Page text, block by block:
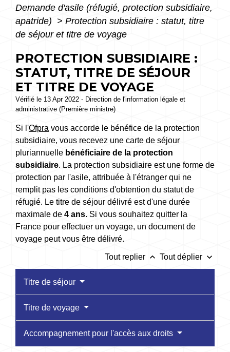
Demande d'asile (réfugié, protection subsidiaire,
apatride) > Protection subsidiaire : statut, titre
de séjour et titre de voyage
PROTECTION SUBSIDIAIRE :
STATUT, TITRE DE SÉJOUR
ET TITRE DE VOYAGE
Vérifié le 13 Apr 2022 - Direction de l'information légale et
administrative (Première ministre)
Si l'Ofpra vous accorde le bénéfice de la protection
subsidiaire, vous recevez une carte de séjour
pluriannuelle bénéficiaire de la protection
subsidiaire. La protection subsidiaire est une forme de
protection par l'asile, attribuée à l'étranger qui ne
remplit pas les conditions d'obtention du statut de
réfugié. Le titre de séjour délivré est d'une durée
maximale de 4 ans. Si vous souhaitez quitter la
France pour effectuer un voyage, un document de
voyage peut vous être délivré.
Tout replier keyboard_arrow_up Tout déplier keyboard_arrow_down
Titre de séjour
Titre de voyage
Accompagnement pour l'accès aux droits